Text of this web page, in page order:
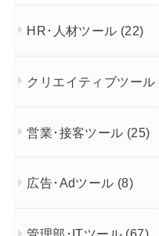
HR･人材ツール (22)
クリエイティブツール
営業･接客ツール (25)
広告･Adツール (8)